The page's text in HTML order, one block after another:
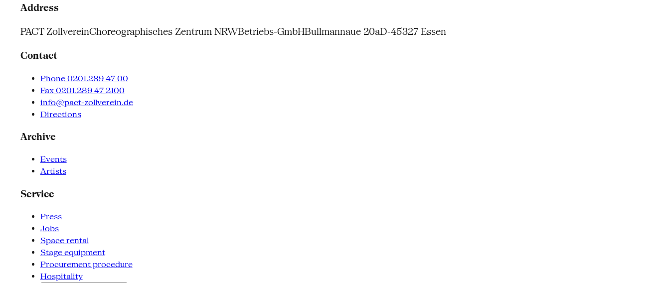
Address
PACT ZollvereinChoreographisches Zentrum NRWBetriebs-GmbHBullmannaue 20aD-45327 Essen
Contact
Phone 0201.289 47 00
Fax 0201.289 47 2100
info@pact-zollverein.de
Directions
Archive
Events
Artists
Service
Press
Jobs
Space rental
Stage equipment
Procurement procedure
Hospitality